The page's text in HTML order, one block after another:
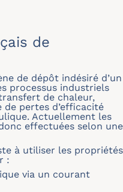
de
de dépôt indésiré d’un
processus industriels
de chaleur,
de pertes d’efficacité
Actuellement les
effectuées selon une
à utiliser les propriétés
:
via un courant